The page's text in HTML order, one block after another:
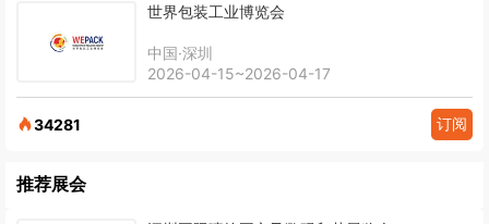
世界包装工业博览会
中国·深圳
2026-04-15~2026-04-17
34281 订阅
推荐展会